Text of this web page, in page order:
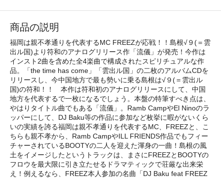
商品の説明
福岡は親不孝通りを代表するMC FREEZが応戦！！島根√９(＝雲
出ル国)より符和のアナログリリース作「流儀」が発売！今作は
インスト2曲を含めた全4楽曲で構成されたスピリチュアルな作
品。「the time has come」「雲出ル国」の二枚のアルバムCDを
リリースし、今中国地方で最も勢いに乗る島根は√９(＝雲出ル
国)の符和！！ 本作は符和初のアナログリリースにして、中国
地方を代表するで一枚になるでしょう。本盤の特筆すべき点は、
やはりタイトル曲でもある「流儀」。Ramb CampやEl Ninoのラ
ッパーにして、DJ Baku等の作品に参加など枚挙に暇がないくら
いの実績を誇る福岡は親不孝通りを代表するMC、FREEZと、こ
ちらも親不孝から、Ramb CampやILL FRIENDS作品でもフィー
チャーされているBOOTYの二人を迎えた渾身の一曲！島根の風
土をイメージしたというトラックは、まさにFREEZとBOOTYの
フロウを最大限に引き立たせるドラマティックで荘厳な出来栄
え！例えるなら、FREEZ本人参加の名曲「DJ Baku feat FREEZ